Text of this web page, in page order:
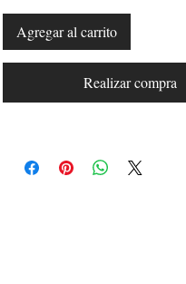
Agregar al carrito
Realizar compra